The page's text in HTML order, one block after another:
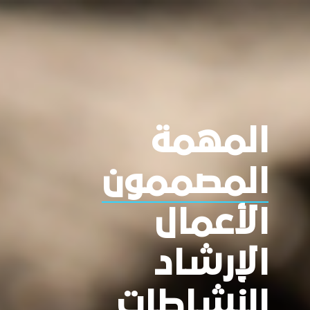
المهمة
المصممون
الأعمال
الإرشاد